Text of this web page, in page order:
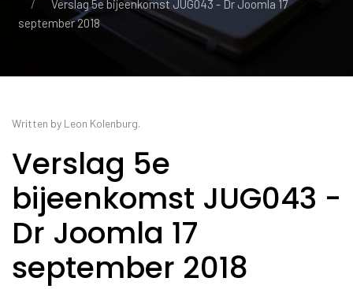
Verslag 5e bijeenkomst JUG043 - Dr Joomla 17
september 2018
Written by Leon Kolenburg.
Verslag 5e
bijeenkomst JUG043 -
Dr Joomla 17
september 2018